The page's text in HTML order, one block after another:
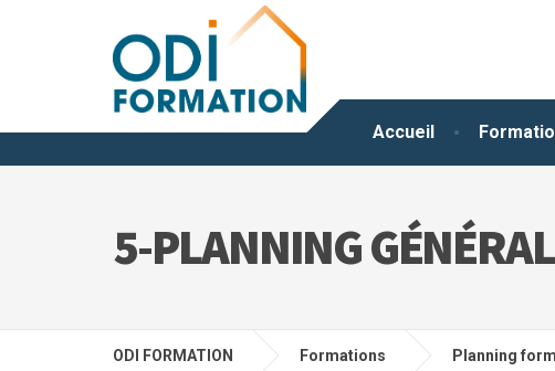
Accueil
5-PLANNING
ODI FORMATION Formations Planning